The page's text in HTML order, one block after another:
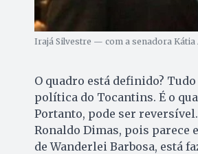
Irajá Silvestre — com a senadora Kátia
O quadro está definido?
política do Tocantins. É o
Portanto, pode ser
Ronaldo Dimas, pois parece
de Wanderlei Barbosa, está